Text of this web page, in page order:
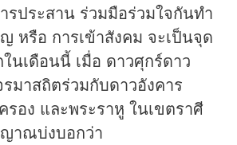
รประสาน ร่วมมือร่วมใจกันทำ
หรือ การเข้าสังคม จะเป็นจุด
นเดือนนี้ เมื่อ ดาวศุกร์ดาว
มาสถิตร่วมกับดาวอังคาร
อง และพระราหู ในเขตราศี
าณบ่งบอกว่า